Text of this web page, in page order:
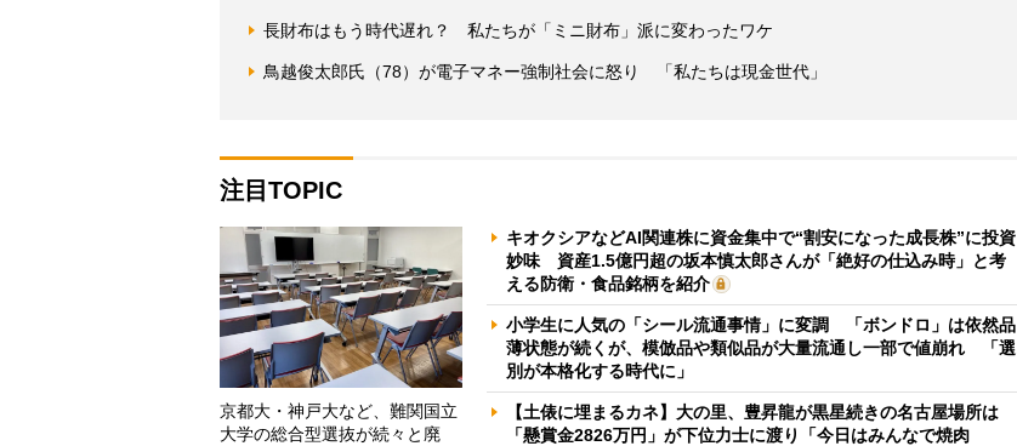
長財布はもう時代遅れ？ 私たちが「ミニ財布」派に変わったワケ
鳥越俊太郎氏（78）が電子マネー強制社会に怒り 「私たちは現金世代」
注目TOPIC
京都大・神戸大など、難関国立
大学の総合型選抜が続々と廃
キオクシアなどAI関連株に資金集中で“割安になった成長株”に投資
妙味 資産1.5億円超の坂本慎太郎さんが「絶好の仕込み時」と考
える防衛・食品銘柄を紹介
小学生に人気の「シール流通事情」に変調 「ボンドロ」は依然品
薄状態が続くが、模倣品や類似品が大量流通し一部で値崩れ 「選
別が本格化する時代に」
【土俵に埋まるカネ】大の里、豊昇龍が黒星続きの名古屋場所は
「懸賞金2826万円」が下位力士に渡り「今日はみんなで焼肉